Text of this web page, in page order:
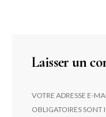
Laisser un
VOTRE ADRESSE E-
OBLIGATOIRES SONT